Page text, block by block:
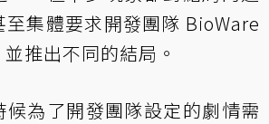
集體要求開發團隊 BioWare
推出不同的結局。
候為了開發團隊設定的劇情需